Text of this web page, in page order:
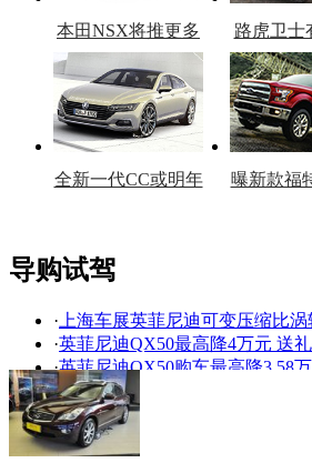
本田NSX将推更多
车型
路虎卫士
复
全新一代CC或明年
曝新款福
看赛车宝贝争奇斗
艳
车模美腿
走光
导购试驾
· 上海车展英菲尼迪可变压缩比
·英菲尼迪QX50最高降4万元 送
·英菲尼迪QX50购车最高降3.58万
·英菲尼迪极速前进挑战赛苏州站
·岂止于长 试驾东风英菲尼迪QX50
·满足你的期待 6款2015年必将国
·轴距加长底盘升高 解读国产英菲